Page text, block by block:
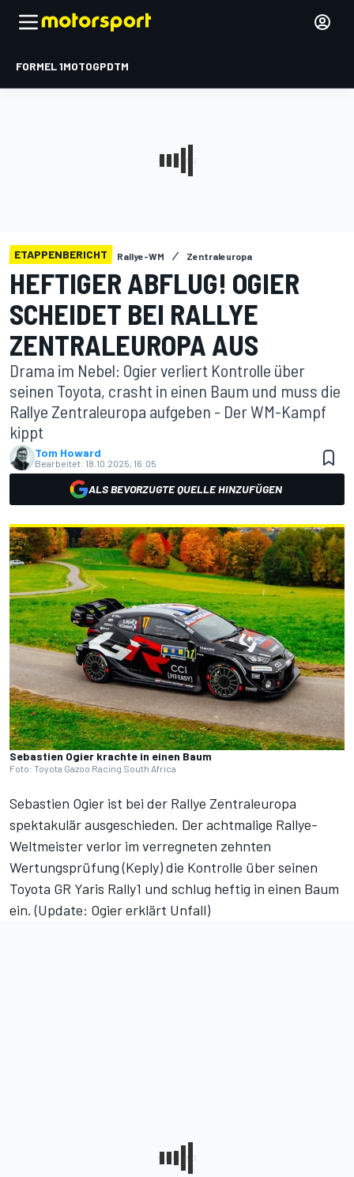
FORMEL 1MOTOGPDTM
ETAPPENBERICHT Rallye-WM Zentraleuropa
HEFTIGER ABFLUG! OGIER
SCHEIDET BEI RALLYE
ZENTRALEUROPA AUS
Drama im Nebel: Ogier verliert Kontrolle über
seinen Toyota, crasht in einen Baum und muss die
Rallye Zentraleuropa aufgeben - Der WM-Kampf
kippt
Tom Howard
Bearbeitet: 18.10.2025, 16:05
ALS BEVORZUGTE QUELLE HINZUFÜGEN
Sebastien Ogier krachte in einen Baum
Foto: Toyota Gazoo Racing South Africa
Sebastien Ogier ist bei der Rallye Zentraleuropa
spektakulär ausgeschieden. Der achtmalige Rallye-
Weltmeister verlor im verregneten zehnten
Wertungsprüfung (Keply) die Kontrolle über seinen
Toyota GR Yaris Rally1 und schlug heftig in einen Baum
ein. (Update: Ogier erklärt Unfall)